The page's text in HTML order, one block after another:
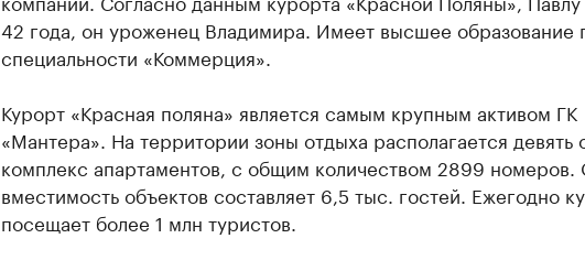
42 года, он уроженец Владимира. Имеет высшее образование
специальности «Коммерция».
Курорт «Красная поляна» является самым крупным активом ГК
«Мантера». На территории зоны отдыха располагается девять
комплекс апартаментов, с общим количеством 2899
вместимость объектов составляет 6,5 тыс. гостей. Ежегодно
посещает более 1 млн туристов.